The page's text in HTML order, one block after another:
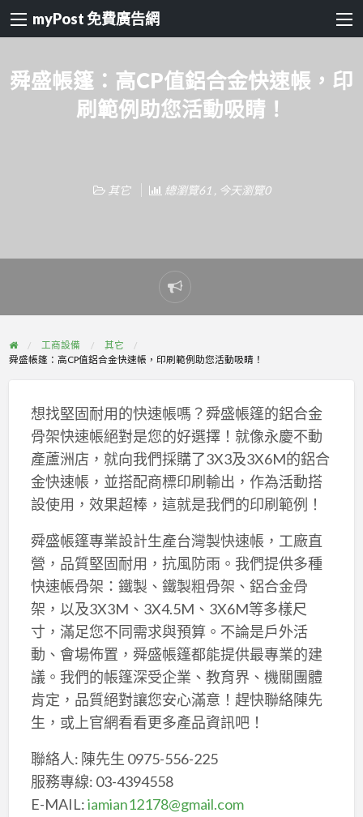
myPost 免費廣告網
舜盛帳篷：高CP值鋁合金快速帳，印
刷範例助您活動吸睛！
其它 總瀏覽61 , 今天瀏覽0
Report
problem
工商設備
其它
舜盛帳篷：高CP值鋁合金快速帳，印刷範例助您活動吸睛！
想找堅固耐用的快速帳嗎？舜盛帳篷的鋁合金
骨架快速帳絕對是您的好選擇！就像永慶不動
產蘆洲店，就向我們採購了3X3及3X6M的鋁合
金快速帳，並搭配商標印刷輸出，作為活動搭
設使用，效果超棒，這就是我們的印刷範例！
舜盛帳篷專業設計生產台灣製快速帳，工廠直
營，品質堅固耐用，抗風防雨。我們提供多種
快速帳骨架：鐵製、鐵製粗骨架、鋁合金骨
架，以及3X3M、3X4.5M、3X6M等多樣尺
寸，滿足您不同需求與預算。不論是戶外活
動、會場佈置，舜盛帳篷都能提供最專業的建
議。我們的帳篷深受企業、教育界、機關團體
肯定，品質絕對讓您安心滿意！趕快聯絡陳先
生，或上官網看看更多產品資訊吧！
聯絡人: 陳先生 0975-556-225
服務專線: 03-4394558
E-MAIL:iamian12178@gmail.com